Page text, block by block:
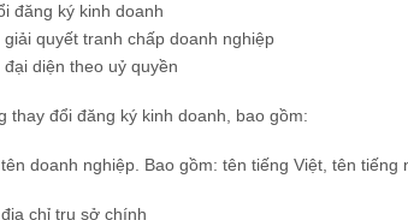
đăng ký kinh doanh
giải quyết tranh chấp doanh nghiệp
đại diện theo uỷ quyền
thay đổi đăng ký kinh doanh, bao gồm:
doanh nghiệp. Bao gồm: tên tiếng Việt, tên
chỉ trụ sở chính